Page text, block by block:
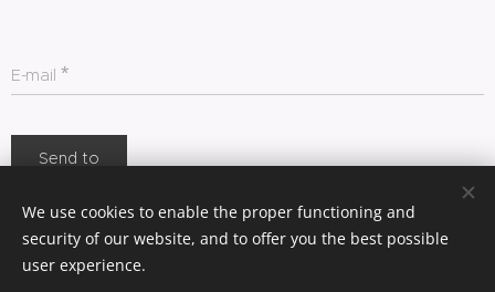
E-mail
Send to
We use cookies to enable the proper functioning and
security of our website, and to offer you the best possible
user experience.